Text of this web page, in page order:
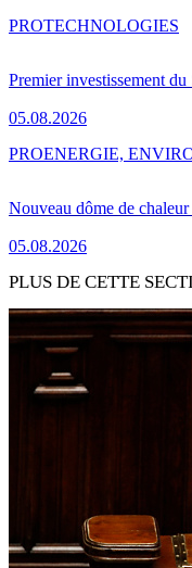
Premier investissement
05.08.2026
PROTECHNOLOGIES
Nouveau dôme de
05.08.2026
PROENERGIE,
PLUS DE CETTE